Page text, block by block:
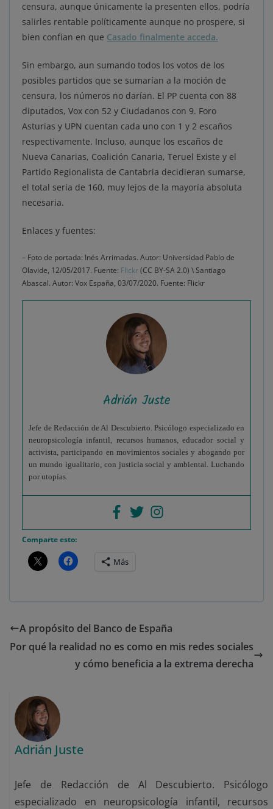
censura, aunque únicamente la presenten ellos, podría
salirles rentable políticamente aunque no prospere, si
bien confían en que Casado finalmente acceda.
Sin embargo, aun sumando todos los votos de los
posibles partidos que se sumarían a la moción de
censura, los números no darían. El PP cuenta con 88
diputados, Vox con 52 y Ciudadanos con 9. Foro
Asturias y UPN cuentan cada uno con 1 y 2 escaños
respectivamente. Incluso, aunque los escaños de
Nueva Canarias, Coalición Canaria, Teruel Existe y el
Partido Regionalista de Cantabria decidieran sumarse,
el total sería de 160, muy lejos de la mayoría absoluta
necesaria.
Enlaces y fuentes:
– Foto de portada: Inés Arrimadas. Autor: Universidad Pablo de
Olavide, 12/05/2017. Fuente: Flickr(CC BY-SA 2.0) \ Santiago
Abascal. Autor: Vox España, 03/07/2020. Fuente: Flickr
Adrián Juste
Jefe de Redacción de Al Descubierto. Psicólogo especializado en
neuropsicología infantil, recursos humanos, educador social y
activista, participando en movimientos sociales y abogando por
un mundo igualitario, con justicia social y ambiental. Luchando
por utopías.
Comparte esto:
Más
A propósito del Banco de España
Por qué la realidad no es como en mis redes sociales
y cómo beneficia a la extrema derecha
Adrián Juste
Jefe de Redacción de Al Descubierto. Psicólogo
especializado en neuropsicología infantil, recursos